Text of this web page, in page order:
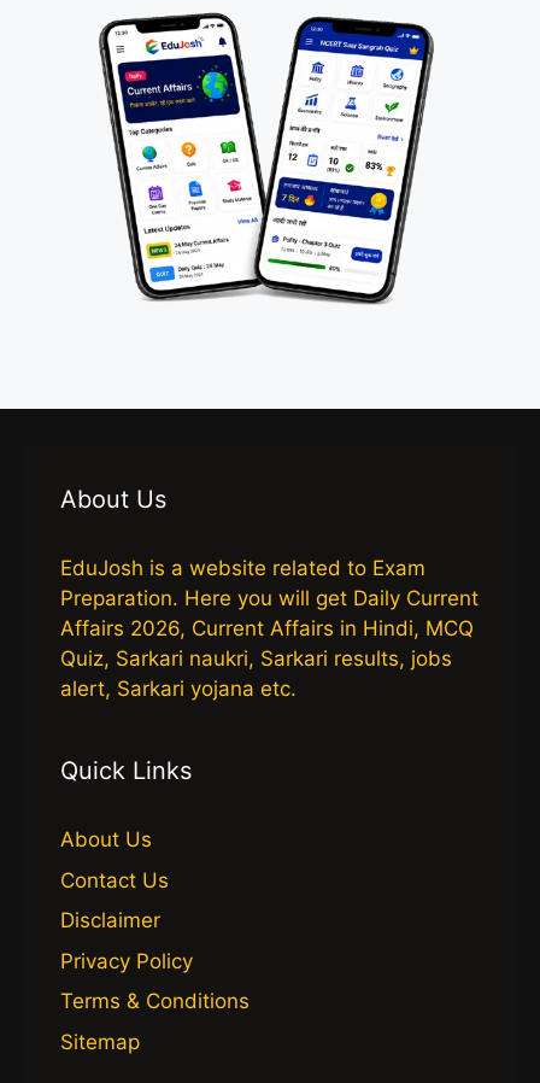
About Us
EduJosh is a website related to Exam
Preparation. Here you will get Daily Current
Affairs 2026, Current Affairs in Hindi, MCQ
Quiz, Sarkari naukri, Sarkari results, jobs
alert, Sarkari yojana etc.
Quick Links
About Us
Contact Us
Disclaimer
Privacy Policy
Terms & Conditions
Sitemap